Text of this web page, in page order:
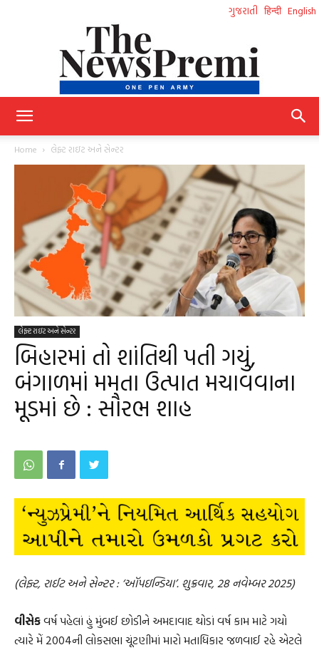
ગુજરાતી हिन्दी English
Gujarati
Home લેફ્ટ રાઇટ અને સેન્ટર
લેફ્ટ રાઇટ અને સેન્ટર
બિહારમાં તો શાંતિથી પતી ગયું,
બંગાળમાં મમતા ઉત્પાત મચાવવાના
મૂડમાં છે : સૌરભ શાહ
(લેફ્ટ, રાઈટ અને સેન્ટર : ‘ઑપઇન્ડિયા’. શુક્રવાર, 28 નવેમ્બર 2025)
વીસેકવર્ષ પહેલાં હું મુંબઈ છોડીને અમદાવાદ થોડાં વર્ષ કામ માટે ગયો
ત્યારે મેં 2004ની લોકસભા ચૂંટણીમાં મારો મતાધિકાર જળવાઈ રહે એટલે